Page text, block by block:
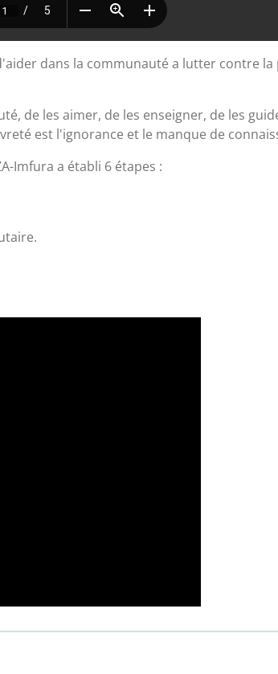
dans la communauté a lutter contre
de les aimer, de les enseigner, de les
est l'ignorance et le manque de
Imfura a établi 6 étapes :